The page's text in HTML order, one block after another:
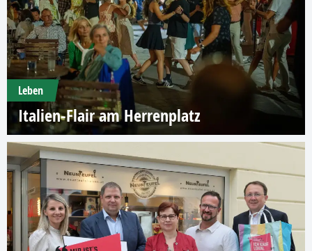
Leben
Italien-Flair am Herrenplatz